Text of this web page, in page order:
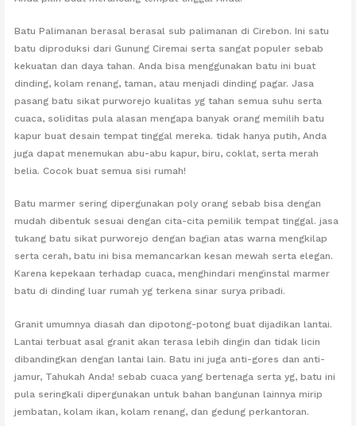
Batu Palimanan berasal berasal sub palimanan di Cirebon. Ini satu
batu diproduksi dari Gunung Ciremai serta sangat populer sebab
kekuatan dan daya tahan. Anda bisa menggunakan batu ini buat
dinding, kolam renang, taman, atau menjadi dinding pagar. Jasa
pasang batu sikat purworejo kualitas yg tahan semua suhu serta
cuaca, soliditas pula alasan mengapa banyak orang memilih batu
kapur buat desain tempat tinggal mereka. tidak hanya putih, Anda
juga dapat menemukan abu-abu kapur, biru, coklat, serta merah
belia. Cocok buat semua sisi rumah!
Batu marmer sering dipergunakan poly orang sebab bisa dengan
mudah dibentuk sesuai dengan cita-cita pemilik tempat tinggal. jasa
tukang batu sikat purworejo dengan bagian atas warna mengkilap
serta cerah, batu ini bisa memancarkan kesan mewah serta elegan.
Karena kepekaan terhadap cuaca, menghindari menginstal marmer
batu di dinding luar rumah yg terkena sinar surya pribadi.
Granit umumnya diasah dan dipotong-potong buat dijadikan lantai.
Lantai terbuat asal granit akan terasa lebih dingin dan tidak licin
dibandingkan dengan lantai lain. Batu ini juga anti-gores dan anti-
jamur, Tahukah Anda! sebab cuaca yang bertenaga serta yg, batu ini
pula seringkali dipergunakan untuk bahan bangunan lainnya mirip
jembatan, kolam ikan, kolam renang, dan gedung perkantoran.